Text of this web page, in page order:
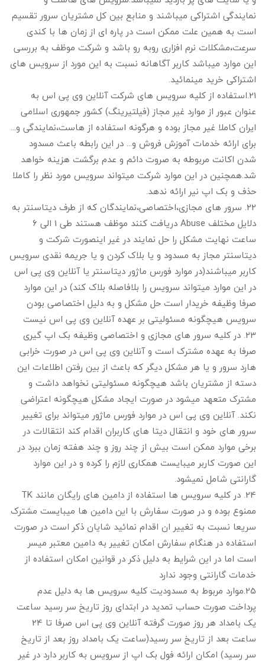
نمایندگی اشتراکی میباشند و منابع بین کل مشتریان سرور تقسیم
است به همین علت ممکن است در پاره ای از زمان ها با کندی
سرعت،مشکلات نرم افزاری روبه رو باشد و شرکت موظف به بررسی
این موارد میباشد کاربر آگاهانه نسبت به این مورد از سرویس های
اشتراکی خرید مینمائید.
21.استفاده از کلیه سرویس های شرکت آنلاین وی پی اس به
عنوان عبور از موارد غیر مجاز (فیلتیرینگ) کشور جمهوری اسلامی
ایران کاملا غیر مجاز بوده و هرگونه استفاده از هاست،نمایندگی و...
برای ارائه خدمات آموزش فروش و... در این رابطه باعث مسدود
شدن اکانت مربوطه به صروت دائم و عدم برگشت هزینه خواهد
شد.همچنین در این موارد شرکت میتواند سرویس مورد نظر را کاملا
حذف و بک اپ نیر ارائه ندهد.
22. سرور های مجازی،اختصاصی،نمایندگان که از طرف دیتاسنتر به
دلایل مختلف Abuse دریافت کنند موظف هستند طی 1 الی 6
ساعت نهایت مشکل را حل نمایند در غیر اینصورت شرکت و
دیتاسنتر مجاز به مسدود و یا بلاک کردن و یا جریمه نقدی سرویس
کاربر میباشند(در موارد فورس ماژور دیتاسنتر یا آنلاین وی پی اس
در این موارد میتواند سرویس را بلافاصله بلاک کند) در این موارد
صرفا وظیفه خریدار است حل مشکل و به دلیل اختصاصی بودن
سرویس هیچگونه مسئولیتی بر عهده آنلاین وی پی اس نیست
23. در کلیه سرور های مجازی و اختصاصی وظیفه بک اپ گیری
صرفا به عهده مشترک است و آنلاین وی پی اس در صورت خرابی
هارد سرور و یا هر مشکل دیگر که باعث از بین رفتن اطلاعات این
دسته از مشتریان باشد هیچگونه مسئولیتی نخواهد داشت و
مشترک متعهد میشود در صورت ایجاد مشکل هیچگونه اعتراضی
نکند. آنلاین وی پی اس در موارد فورس ماژور میتواند برای تغییر
سرور های خود و انتقال دیتا های کاربران اقدام کند انتقالات در
برخی موارد ممکن است بیش از چند روز و چند هفته زمان ببرد در
این صورت کاربر میبایست همکاری لازم را کرده و در این موارد
گارانتی شامل نمیشود.
24. در کلیه سرویس ها استفاده از دامین های رایگان مانند TK
ممنوع بوده و در صورت سفارش با این دامین ها میبایست مشترک
سریعا نسبت به تغییر ان اقدام نمائید شایان ذکر است در صورت
استفاده در هنگام سفارش امکان تغییر به دامین معتبر میسر
است اما در این شرایط به دلیل ذکر در قوانین امکان استفاده از
خدمات گارانتی وجود ندارد
25.موارد مربوط به مسدودیت کلیه سرویس ها به دلیل عدم
پرداخت صورت حساب تمدید در ابتدای روز تاریخ سر رسید ساعت
یک بامداد هر روز صورت گرفته آنلاین وی پی اس صرفا تا 24
ساعت بعد از تاریخ سر رسید(ساعت یک بامداد روز بعد از تاریخ
سر رسید) امکان ارائه فول بک اپ از سرویس به کاربر دارد در غیر